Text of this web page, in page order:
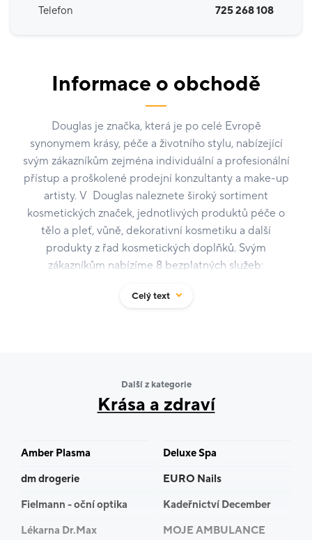
Telefon
725 268 108
Informace o obchodě
Douglas je značka, která je po celé Evropě
synonymem krásy, péče a životního stylu, nabízející
svým zákazníkům zejména individuální a profesionální
přístup a proškolené prodejní konzultanty a make-up
artisty. V Douglas naleznete široký sortiment
kosmetických značek, jednotlivých produktů péče o
tělo a pleť, vůně, dekorativní kosmetiku a další
produkty z řad kosmetických doplňků. Svým
zákazníkům nabízíme 8 bezplatných služeb:
péče o pleť, vyzkoušení vůně, úprava a lakování nehtů,
Douglas – YOUR PARTNER IN BEAUTY.
Celý text
Další z kategorie
Krása a zdraví
Amber Plasma
Deluxe Spa
dm drogerie
EURO Nails
Fielmann - oční optika
Kadeřnictví December
Lékarna Dr.Max
MOJE AMBULANCE